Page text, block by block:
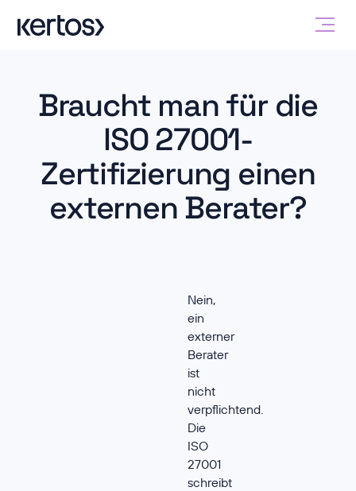
Braucht man für die
ISO 27001-
Zertifizierung einen
externen Berater?
Nein,
ein
externer
Berater
ist
nicht
verpflichtend.
Die
ISO
27001
schreibt